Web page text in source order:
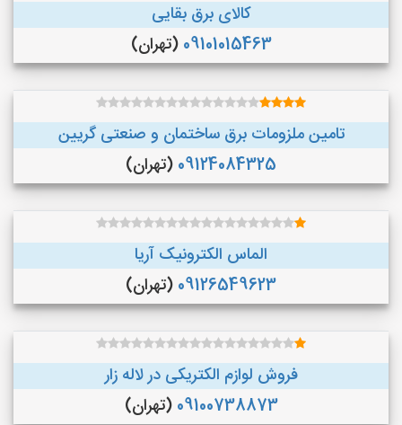
کالای برق بقایی
09101015463 (تهران)
تامین ملزومات برق ساختمان و صنعتی گریین
09124084325 (تهران)
الماس الکترونیک آریا
09126549623 (تهران)
فروش لوازم الکتریکی در لاله زار
09100738873 (تهران)